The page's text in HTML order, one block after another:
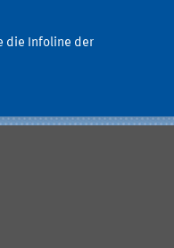
die Infoline der